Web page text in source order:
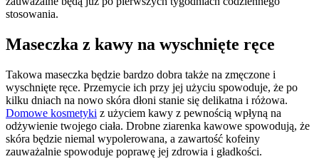
stosowania.
Maseczka z kawy na wyschnięte ręce
Takowa maseczka będzie bardzo dobra także na zmęczone i
wyschnięte ręce. Przemycie ich przy jej użyciu spowoduje, że po
kilku dniach na nowo skóra dłoni stanie się delikatna i różowa.
Domowe kosmetyki z użyciem kawy z pewnością wpłyną na
odżywienie twojego ciała. Drobne ziarenka kawowe spowodują, że
skóra będzie niemal wypolerowana, a zawartość kofeiny
zauważalnie spowoduje poprawę jej zdrowia i gładkości.